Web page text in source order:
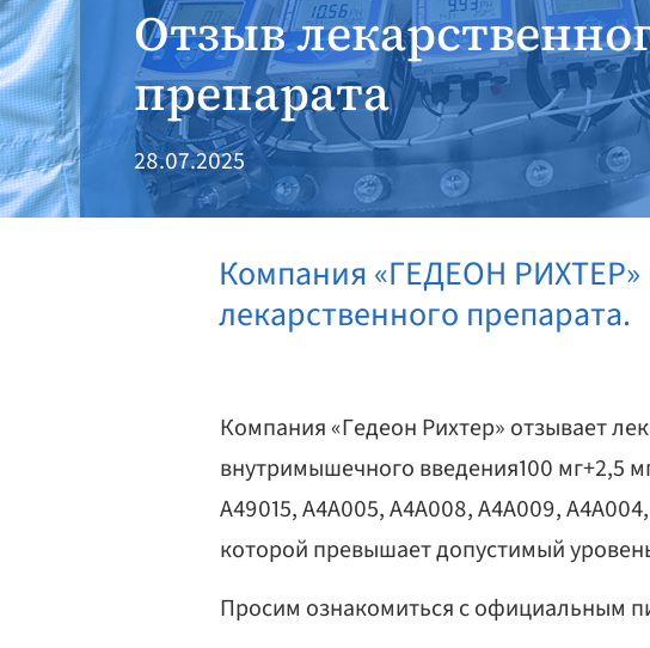
Отзыв
препарата
28.07.2025
Компания «ГЕДЕОН
лекарственного препарата.
Компания «Гедеон Рихтер» отзывает
внутримышечного введения100 мг+2,5
A49015, A4A005, A4A008, A4A009,
которой превышает допустимый
Просим ознакомиться с официальным